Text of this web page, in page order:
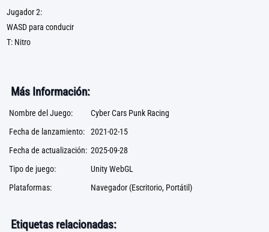
Jugador 2:
WASD para conducir
T: Nitro
Más Información:
Nombre del Juego:
Cyber Cars Punk Racing
Fecha de lanzamiento: 2021-02-15
Fecha de actualización: 2025-09-28
Tipo de juego:
Unity WebGL
Plataformas:
Navegador (Escritorio, Portátil)
Etiquetas relacionadas: